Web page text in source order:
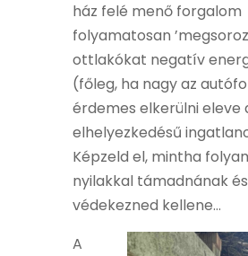
ház felé menő forgalom
folyamatosan
ottlakókat negatív
(főleg, ha nagy az
érdemes elkerülni eleve
elhelyezkedésű
Képzeld el, mintha
nyilakkal támadnának és
védekezned kellene…
A